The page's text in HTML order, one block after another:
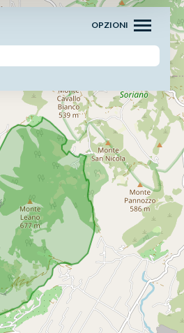
OPZIONI